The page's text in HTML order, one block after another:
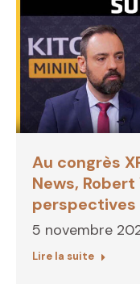
Au congrès
News,
perspectives
5 novembre
Lire la suite